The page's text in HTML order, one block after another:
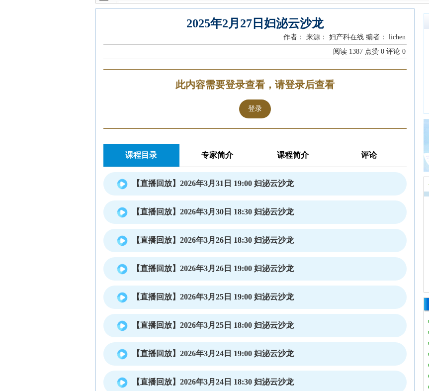
2025年2月27日妇泌云沙龙
作者： 来源： 妇产科在线 编者： lichen
阅读 1387 点赞 0 评论 0
此内容需要登录查看，请登录后查看
登录
课程目录 专家简介 课程简介 评论
【直播回放】2026年3月31日 19:00 妇泌云沙龙
【直播回放】2026年3月30日 18:30 妇泌云沙龙
【直播回放】2026年3月26日 18:30 妇泌云沙龙
【直播回放】2026年3月26日 19:00 妇泌云沙龙
【直播回放】2026年3月25日 19:00 妇泌云沙龙
【直播回放】2026年3月25日 18:00 妇泌云沙龙
【直播回放】2026年3月24日 19:00 妇泌云沙龙
【直播回放】2026年3月24日 18:30 妇泌云沙龙